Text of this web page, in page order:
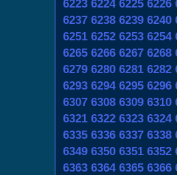
6223 6224 6225 6226
6237 6238 6239 6240
6251 6252 6253 6254
6265 6266 6267 6268
6279 6280 6281 6282
6293 6294 6295 6296
6307 6308 6309 6310
6321 6322 6323 6324
6335 6336 6337 6338
6349 6350 6351 6352
6363 6364 6365 6366